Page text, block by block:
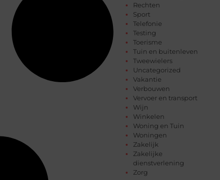
Rechten
Sport
Telefonie
Testing
Toerisme
Tuin en buitenleven
Tweewielers
Uncategorized
Vakantie
Verbouwen
Vervoer en transport
Wijn
Winkelen
Woning en Tuin
Woningen
Zakelijk
Zakelijke
dienstverlening
Zorg